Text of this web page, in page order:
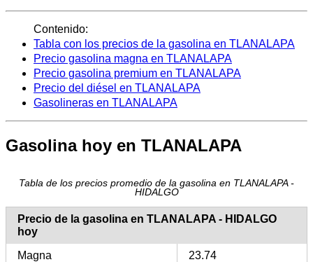
Contenido:
Tabla con los precios de la gasolina en TLANALAPA
Precio gasolina magna en TLANALAPA
Precio gasolina premium en TLANALAPA
Precio del diésel en TLANALAPA
Gasolineras en TLANALAPA
Gasolina hoy en TLANALAPA
Tabla de los precios promedio de la gasolina en TLANALAPA -
HIDALGO
Precio de la gasolina en TLANALAPA - HIDALGO
hoy
Magna
23.74